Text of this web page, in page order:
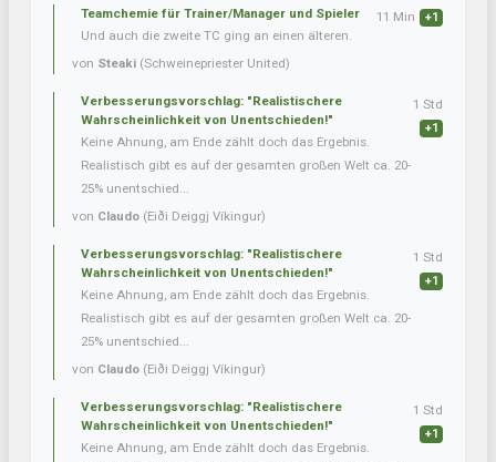
Teamchemie für Trainer/Manager und Spieler
Und auch die zweite TC ging an einen älteren.
von Steaki (Schweinepriester United)
11 Min +1
Verbesserungsvorschlag: "Realistischere
Wahrscheinlichkeit von Unentschieden!"
Keine Ahnung, am Ende zählt doch das Ergebnis.
Realistisch gibt es auf der gesamten großen Welt ca. 20-
25% unentschied...
von Claudo (Eiði Deiggj Víkingur)
1 Std
+1
Verbesserungsvorschlag: "Realistischere
Wahrscheinlichkeit von Unentschieden!"
Keine Ahnung, am Ende zählt doch das Ergebnis.
Realistisch gibt es auf der gesamten großen Welt ca. 20-
25% unentschied...
von Claudo (Eiði Deiggj Víkingur)
1 Std
+1
Verbesserungsvorschlag: "Realistischere
Wahrscheinlichkeit von Unentschieden!"
Keine Ahnung, am Ende zählt doch das Ergebnis.
1 Std
+1